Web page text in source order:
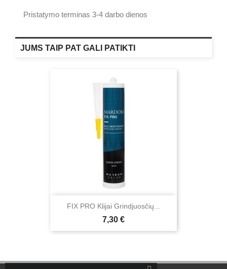
Pristatymo terminas 3-4 darbo dienos
JUMS TAIP PAT GALI PATIKTI
FIX PRO Klijai Grindjuosčių...
Kaina
7,30 €